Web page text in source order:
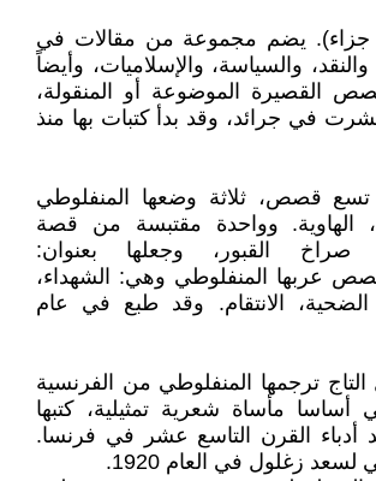
جزاء). يضم مجموعة من مقالات في
والنقد، والسياسة، والإسلاميات، وأيضاً
القصيرة الموضوعة أو المنقولة،
في جرائد، وقد بدأ كتبات بها منذ
قصص، ثلاثة وضعها المنفلوطي
الهاوية. وواحدة مقتبسة من قصة
صراخ القبور، وجعلها بعنوان:
عربها المنفلوطي وهي: الشهداء،
الضحية، الانتقام. وقد طبع في عام
ترجمها المنفلوطي من الفرنسية
مأساة شعرية تمثيلية، كتبها
أدباء القرن التاسع عشر في فرنسا.
زغلول في العام 1920.